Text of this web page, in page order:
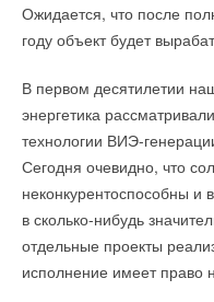
Ожидается, что после
году объект будет
В первом десятилетии
энергетика
технологии ВИЭ-
Сегодня очевидно, что
неконкурентоспособны и
в сколько-нибудь
отдельные проекты
исполнение имеет право
Комментарии
В этой теме еще нет
Добавить
«Это масштабный
поддержки будут
20 млн человек и выйти
сетей от общего
ИСТОЧНИК:ТАСС
Читайте по теме:
→ Российский